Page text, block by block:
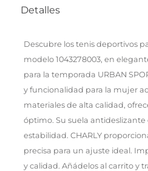
Detalles
Descubre los tenis deportivos
modelo 1043278003, en
para la temporada URBAN
y funcionalidad para la mujer
materiales de alta calidad,
óptimo. Su suela
estabilidad. CHARLY
precisa para un ajuste ideal.
y calidad. Añádelos al carrito y